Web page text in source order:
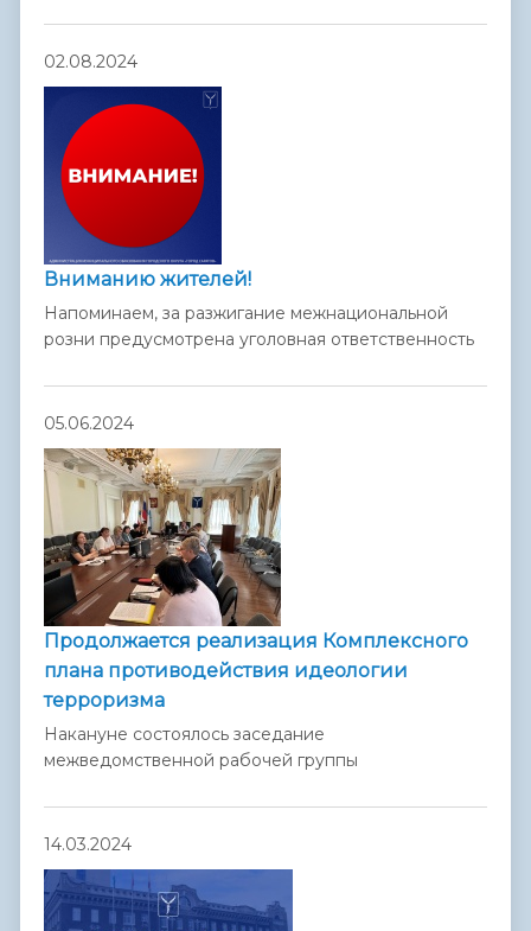
02.08.2024
Вниманию жителей!
Напоминаем, за разжигание межнациональной
розни предусмотрена уголовная ответственность
05.06.2024
Продолжается реализация Комплексного
плана противодействия идеологии
терроризма
Накануне состоялось заседание
межведомственной рабочей группы
14.03.2024